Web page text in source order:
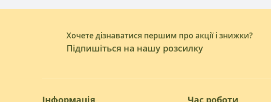
Хочете дізнаватися першим про акції і знижки?
Підпишіться на нашу розсилку